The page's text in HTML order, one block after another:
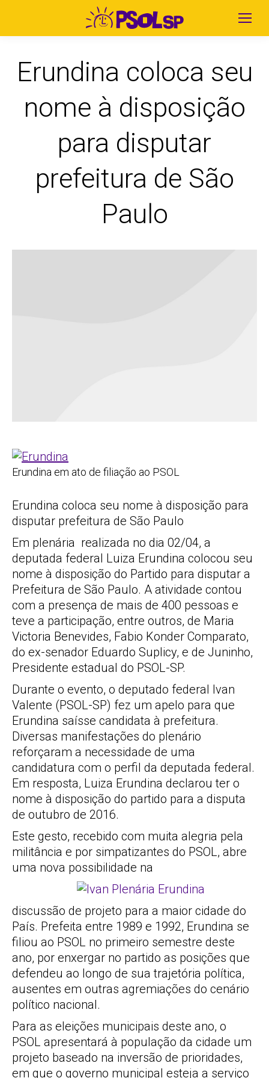
Erundina coloca seu
nome à disposição
para disputar
prefeitura de São
Paulo
Erundina em ato de filiação ao PSOL
Erundina coloca seu nome à disposição para
disputar prefeitura de São Paulo
Em plenária realizada no dia 02/04, a
deputada federal Luiza Erundina colocou seu
nome à disposição do Partido para disputar a
Prefeitura de São Paulo. A atividade contou
com a presença de mais de 400 pessoas e
teve a participação, entre outros, de Maria
Victoria Benevides, Fabio Konder Comparato,
do ex-senador Eduardo Suplicy, e de Juninho,
Presidente estadual do PSOL-SP.
Durante o evento, o deputado federal Ivan
Valente (PSOL-SP) fez um apelo para que
Erundina saísse candidata à prefeitura.
Diversas manifestações do plenário
reforçaram a necessidade de uma
candidatura com o perfil da deputada federal.
Em resposta, Luiza Erundina declarou ter o
nome à disposição do partido para a disputa
de outubro de 2016.
Este gesto, recebido com muita alegria pela
militância e por simpatizantes do PSOL, abre
uma nova possibilidade na
discussão de projeto para a maior cidade do
País. Prefeita entre 1989 e 1992, Erundina se
filiou ao PSOL no primeiro semestre deste
ano, por enxergar no partido as posições que
defendeu ao longo de sua trajetória política,
ausentes em outras agremiações do cenário
político nacional.
Para as eleições municipais deste ano, o
PSOL apresentará à população da cidade um
projeto baseado na inversão de prioridades,
em que o governo municipal esteja a serviço